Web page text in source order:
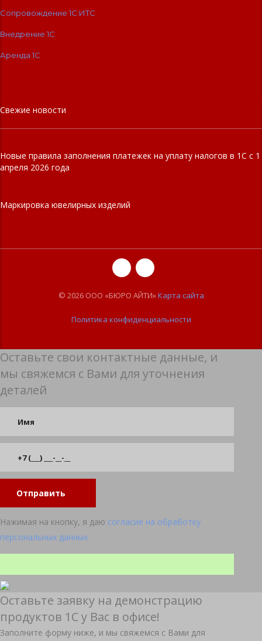
Сопровождение 1C:ИТС
Внедрение 1С
Аренда 1С
Свежие новости
Новые правила заполнения платежек на уплату налогов в 1С с 1
апреля 2026 года
Маркировка ювелирных изделий
© 2026 ООО «БЮРО АЙТИ»Карта сайта
Политика конфиденциальности
Оставьте свои контактные данные, и
мы свяжемся с Вами для уточнения
деталей
Отправить
Нажимая на кнопку, я даю согласие на обработку
персональных данных
Оставьте заявку на демонстрацию
продуктов 1С у Вас в офисе!
Заполните форму ниже, и мы свяжемся с Вами для